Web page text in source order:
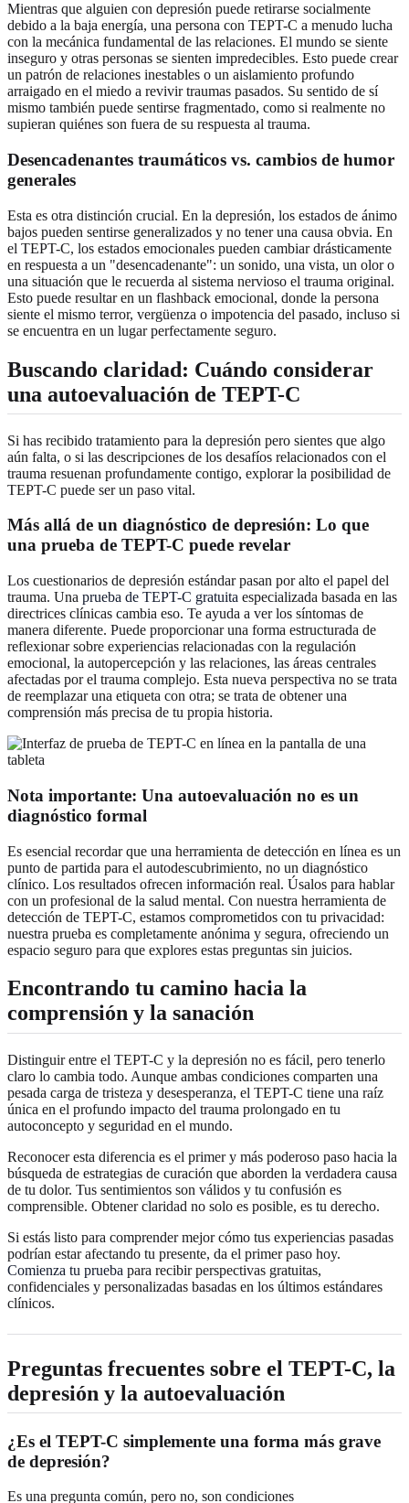
Mientras que alguien con depresión puede retirarse socialmente
debido a la baja energía, una persona con TEPT-C a menudo lucha
con la mecánica fundamental de las relaciones. El mundo se siente
inseguro y otras personas se sienten impredecibles. Esto puede crear
un patrón de relaciones inestables o un aislamiento profundo
arraigado en el miedo a revivir traumas pasados. Su sentido de sí
mismo también puede sentirse fragmentado, como si realmente no
supieran quiénes son fuera de su respuesta al trauma.
Desencadenantes traumáticos vs. cambios de humor
generales
Esta es otra distinción crucial. En la depresión, los estados de ánimo
bajos pueden sentirse generalizados y no tener una causa obvia. En
el TEPT-C, los estados emocionales pueden cambiar drásticamente
en respuesta a un "desencadenante": un sonido, una vista, un olor o
una situación que le recuerda al sistema nervioso el trauma original.
Esto puede resultar en un flashback emocional, donde la persona
siente el mismo terror, vergüenza o impotencia del pasado, incluso si
se encuentra en un lugar perfectamente seguro.
Buscando claridad: Cuándo considerar
una autoevaluación de TEPT-C
Si has recibido tratamiento para la depresión pero sientes que algo
aún falta, o si las descripciones de los desafíos relacionados con el
trauma resuenan profundamente contigo, explorar la posibilidad de
TEPT-C puede ser un paso vital.
Más allá de un diagnóstico de depresión: Lo que
una prueba de TEPT-C puede revelar
Los cuestionarios de depresión estándar pasan por alto el papel del
trauma. Una prueba de TEPT-C gratuita especializada basada en las
directrices clínicas cambia eso. Te ayuda a ver los síntomas de
manera diferente. Puede proporcionar una forma estructurada de
reflexionar sobre experiencias relacionadas con la regulación
emocional, la autopercepción y las relaciones, las áreas centrales
afectadas por el trauma complejo. Esta nueva perspectiva no se trata
de reemplazar una etiqueta con otra; se trata de obtener una
comprensión más precisa de tu propia historia.
Nota importante: Una autoevaluación no es un
diagnóstico formal
Es esencial recordar que una herramienta de detección en línea es un
punto de partida para el autodescubrimiento, no un diagnóstico
clínico. Los resultados ofrecen información real. Úsalos para hablar
con un profesional de la salud mental. Con nuestra herramienta de
detección de TEPT-C, estamos comprometidos con tu privacidad:
nuestra prueba es completamente anónima y segura, ofreciendo un
espacio seguro para que explores estas preguntas sin juicios.
Encontrando tu camino hacia la
comprensión y la sanación
Distinguir entre el TEPT-C y la depresión no es fácil, pero tenerlo
claro lo cambia todo. Aunque ambas condiciones comparten una
pesada carga de tristeza y desesperanza, el TEPT-C tiene una raíz
única en el profundo impacto del trauma prolongado en tu
autoconcepto y seguridad en el mundo.
Reconocer esta diferencia es el primer y más poderoso paso hacia la
búsqueda de estrategias de curación que aborden la verdadera causa
de tu dolor. Tus sentimientos son válidos y tu confusión es
comprensible. Obtener claridad no solo es posible, es tu derecho.
Si estás listo para comprender mejor cómo tus experiencias pasadas
podrían estar afectando tu presente, da el primer paso hoy.
Comienza tu prueba para recibir perspectivas gratuitas,
confidenciales y personalizadas basadas en los últimos estándares
clínicos.
Preguntas frecuentes sobre el TEPT-C, la
depresión y la autoevaluación
¿Es el TEPT-C simplemente una forma más grave
de depresión?
Es una pregunta común, pero no, son condiciones